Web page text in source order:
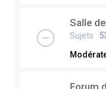
Salle
Sujets :